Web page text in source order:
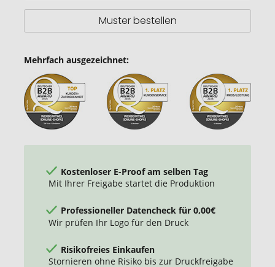
cm
Muster bestellen
Mehrfach ausgezeichnet:
Kostenloser E-Proof am selben Tag
Mit Ihrer Freigabe startet die Produktion
Professioneller Datencheck für 0,00€
Wir prüfen Ihr Logo für den Druck
Risikofreies Einkaufen
Stornieren ohne Risiko bis zur Druckfreigabe